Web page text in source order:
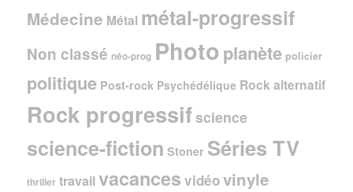
Médecine Métal métal-progressif
Non classé néo-prog Photo planète policier
politique Post-rock Psychédélique Rock alternatif
Rock progressifscience
science-fiction Stoner Séries TV
thriller travail vacances vidéovinyle